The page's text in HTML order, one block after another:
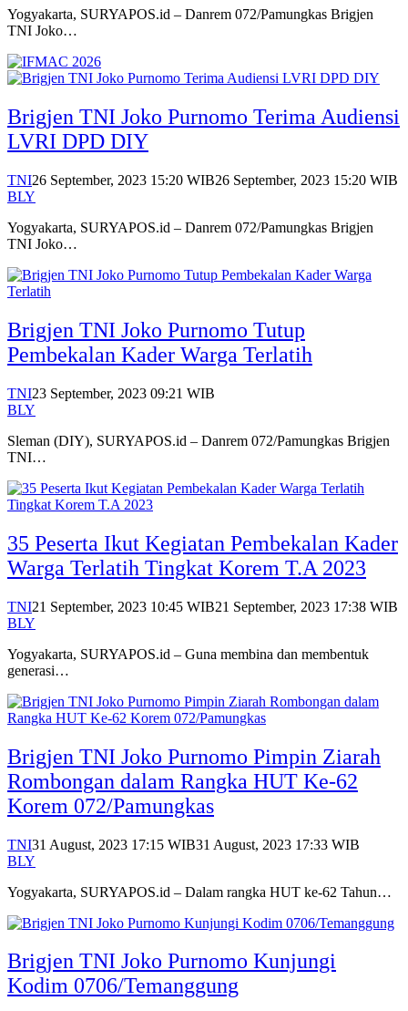
Yogyakarta, SURYAPOS.id – Danrem 072/Pamungkas Brigjen
TNI Joko…
Brigjen TNI Joko Purnomo Terima Audiensi
LVRI DPD DIY
TNI26 September, 2023 15:20 WIB26 September, 2023 15:20 WIB
BLY
Yogyakarta, SURYAPOS.id – Danrem 072/Pamungkas Brigjen
TNI Joko…
Brigjen TNI Joko Purnomo Tutup
Pembekalan Kader Warga Terlatih
TNI23 September, 2023 09:21 WIB
BLY
Sleman (DIY), SURYAPOS.id – Danrem 072/Pamungkas Brigjen
TNI…
35 Peserta Ikut Kegiatan Pembekalan Kader
Warga Terlatih Tingkat Korem T.A 2023
TNI21 September, 2023 10:45 WIB21 September, 2023 17:38 WIB
BLY
Yogyakarta, SURYAPOS.id – Guna membina dan membentuk
generasi…
Brigjen TNI Joko Purnomo Pimpin Ziarah
Rombongan dalam Rangka HUT Ke-62
Korem 072/Pamungkas
TNI31 August, 2023 17:15 WIB31 August, 2023 17:33 WIB
BLY
Yogyakarta, SURYAPOS.id – Dalam rangka HUT ke-62 Tahun…
Brigjen TNI Joko Purnomo Kunjungi
Kodim 0706/Temanggung